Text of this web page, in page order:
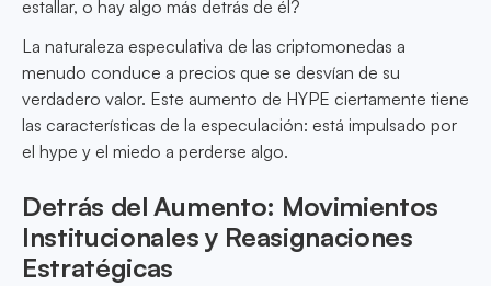
estallar, o hay algo más detrás de él?
La naturaleza especulativa de las criptomonedas a
menudo conduce a precios que se desvían de su
verdadero valor. Este aumento de HYPE ciertamente tiene
las características de la especulación: está impulsado por
el hype y el miedo a perderse algo.
Detrás del Aumento: Movimientos
Institucionales y Reasignaciones
Estratégicas